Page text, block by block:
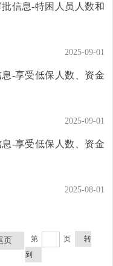
信息-特困人员人数和
2025-09-01
-享受低保人数、资金
2025-09-01
-享受低保人数、资金
2025-08-01
页 第 页
转
到